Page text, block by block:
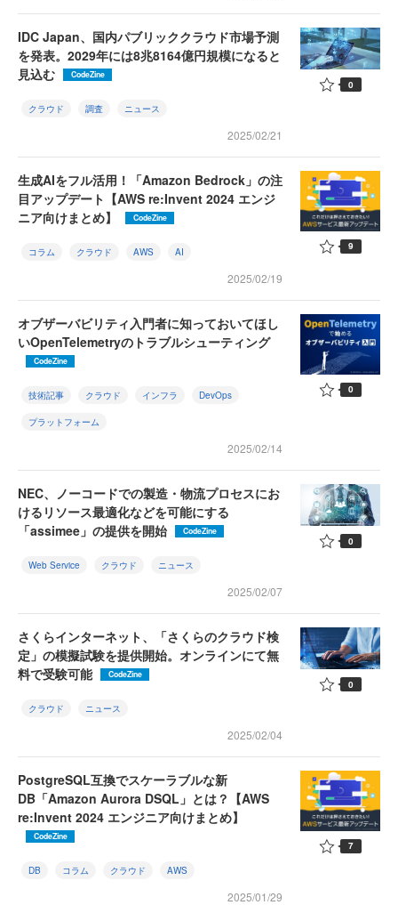
IDC Japan、国内パブリッククラウド市場予測
を発表。2029年には8兆8164億円規模になると
見込む
CodeZine
クラウド 調査 ニュース
2025/02/21
0
生成AIをフル活用！「Amazon Bedrock」の注
目アップデート【AWS re:Invent 2024 エンジ
ニア向けまとめ】
CodeZine
コラム クラウド AWS AI
2025/02/19
9
オブザーバビリティ入門者に知っておいてほし
いOpenTelemetryのトラブルシューティング
CodeZine
技術記事 クラウド インフラ DevOps
プラットフォーム
2025/02/14
0
NEC、ノーコードでの製造・物流プロセスにお
けるリソース最適化などを可能にする
「assimee」の提供を開始
CodeZine
Web Service クラウド ニュース
2025/02/07
0
さくらインターネット、「さくらのクラウド検
定」の模擬試験を提供開始。オンラインにて無
料で受験可能
CodeZine
クラウド ニュース
2025/02/04
0
PostgreSQL互換でスケーラブルな新
DB「Amazon Aurora DSQL」とは？【AWS
re:Invent 2024 エンジニア向けまとめ】
CodeZine
DB コラム クラウド AWS
2025/01/29
7